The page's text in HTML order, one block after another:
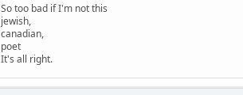
So too bad if I'm not this
jewish,
canadian,
poet
It's all right.